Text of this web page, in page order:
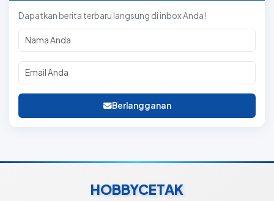
Dapatkan berita terbaru langsung di inbox Anda!
Berlangganan
HOBBYCETAK